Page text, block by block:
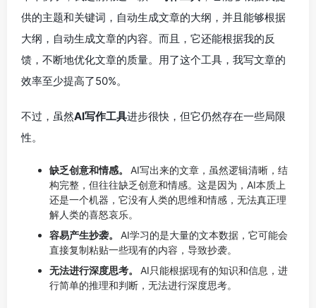
供的主题和关键词，自动生成文章的大纲，并且能够根据
大纲，自动生成文章的内容。而且，它还能根据我的反
馈，不断地优化文章的质量。用了这个工具，我写文章的
效率至少提高了50%。
不过，虽然AI写作工具进步很快，但它仍然存在一些局限
性。
缺乏创意和情感。 AI写出来的文章，虽然逻辑清晰，结
构完整，但往往缺乏创意和情感。这是因为，AI本质上
还是一个机器，它没有人类的思维和情感，无法真正理
解人类的喜怒哀乐。
容易产生抄袭。 AI学习的是大量的文本数据，它可能会
直接复制粘贴一些现有的内容，导致抄袭。
无法进行深度思考。 AI只能根据现有的知识和信息，进
行简单的推理和判断，无法进行深度思考。